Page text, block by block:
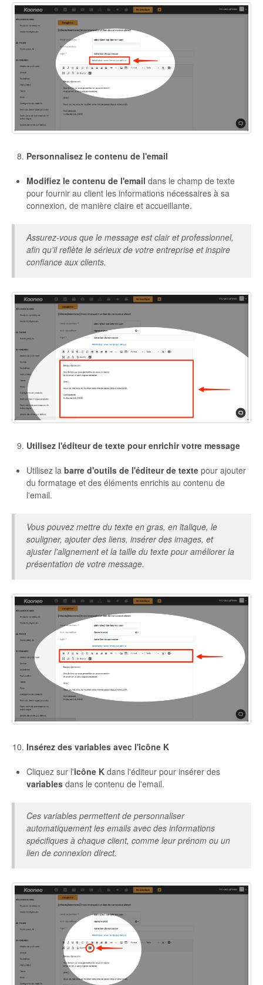
Personnalisez le contenu de l'email
Modifiez le contenu de l'email dans le champ de texte
pour fournir au client les informations nécessaires à sa
connexion, de manière claire et accueillante.
Assurez-vous que le message est clair et professionnel,
afin qu'il reflète le sérieux de votre entreprise et inspire
confiance aux clients.
Utilisez l'éditeur de texte pour enrichir votre message
Utilisez la barre d'outils de l'éditeur de texte pour ajouter
du formatage et des éléments enrichis au contenu de
l'email.
Vous pouvez mettre du texte en gras, en italique, le
souligner, ajouter des liens, insérer des images, et
ajuster l'alignement et la taille du texte pour améliorer la
présentation de votre message.
Insérez des variables avec l'icône K
Cliquez sur l'icône K dans l'éditeur pour insérer des
variables dans le contenu de l'email.
Ces variables permettent de personnaliser
automatiquement les emails avec des informations
spécifiques à chaque client, comme leur prénom ou un
lien de connexion direct.